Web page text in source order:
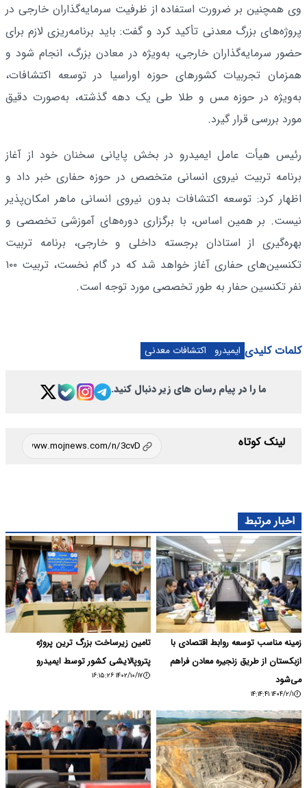
وی همچنین بر ضرورت استفاده از ظرفیت سرمایه‌گذاران خارجی در
پروژه‌های بزرگ معدنی تأکید کرد و گفت: باید برنامه‌ریزی لازم برای
حضور سرمایه‌گذاران خارجی، به‌ویژه در معادن بزرگ، انجام شود و
همزمان تجربیات کشورهای حوزه اوراسیا در توسعه اکتشافات،
به‌ویژه در حوزه مس و طلا طی یک دهه گذشته، به‌صورت دقیق
مورد بررسی قرار گیرد.
رئیس هیأت عامل ایمیدرو در بخش پایانی سخنان خود از آغاز
برنامه تربیت نیروی انسانی متخصص در حوزه حفاری خبر داد و
اظهار کرد: توسعه اکتشافات بدون نیروی انسانی ماهر امکان‌پذیر
نیست. بر همین اساس، با برگزاری دوره‌های آموزشی تخصصی و
بهره‌گیری از استادان برجسته داخلی و خارجی، برنامه تربیت
تکنسین‌های حفاری آغاز خواهد شد که در گام نخست، تربیت ۱۰۰
نفر تکنسین حفار به طور تخصصی مورد توجه است.
کلمات کلیدی ایمیدرو اکتشافات معدنی
ما را در پیام رسان های زیر دنبال کنید.
لینک کوتاه
اخبار مرتبط
زمینه مناسب توسعه روابط اقتصادی با
ازبکستان از طریق زنجیره معادن فراهم
می‌شود
۱۴۰۴/۲/۱ ۱۴:۱۴:۴۱
تامین زیرساخت بزرگ ترین پروژه
پتروپالایشی کشور توسط ایمیدرو
۱۴۰۲/۱۰/۱۷ ۱۶:۱۵:۲۶